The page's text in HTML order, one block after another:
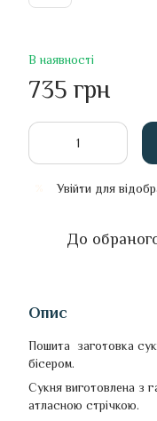
В наявності
735 грн
Увійти для
До
Опис
Пошита заготовка
бісером.
Сукня виготовлена з
атласною стрічкою.